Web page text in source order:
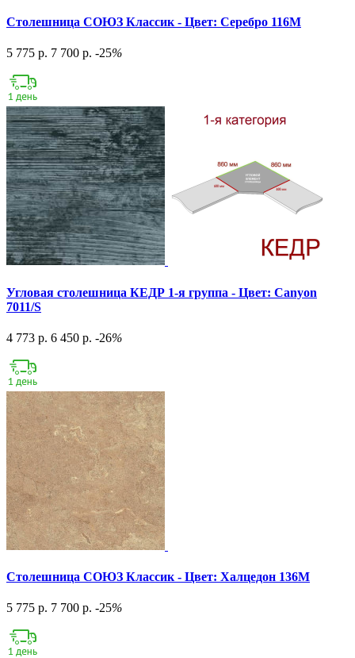
Столешница СОЮЗ Классик - Цвет: Серебро 116М
5 775 р. 7 700 р. -25%
Угловая столешница КЕДР 1-я группа - Цвет: Canyon
7011/S
4 773 р. 6 450 р. -26%
Столешница СОЮЗ Классик - Цвет: Халцедон 136М
5 775 р. 7 700 р. -25%